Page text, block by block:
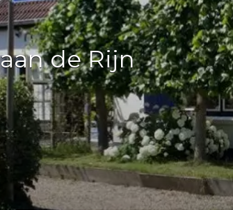
de Rijn